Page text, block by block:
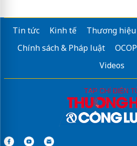
Tin tức Kinh tế Thương hiệu
Chính sách & Pháp luật
OCOP
Videos